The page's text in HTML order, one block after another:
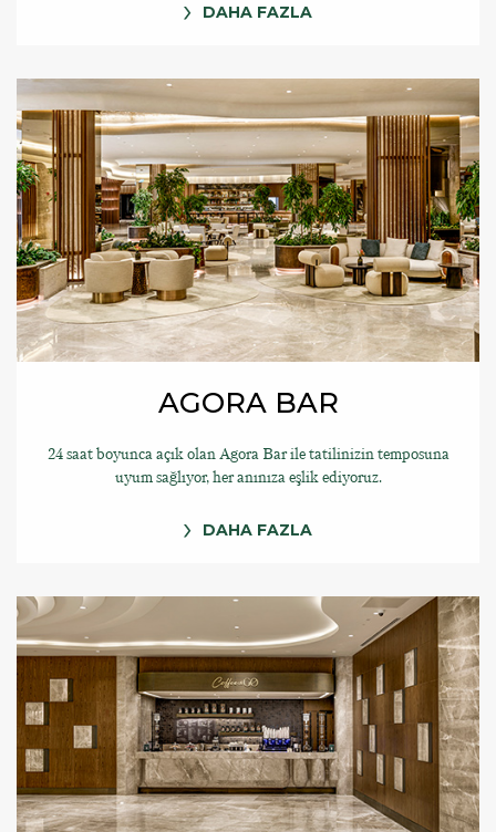
DAHA FAZLA
AGORA BAR
24 saat boyunca açık olan Agora Bar ile tatilinizin temposuna
uyum sağlıyor, her anınıza eşlik ediyoruz.
DAHA FAZLA